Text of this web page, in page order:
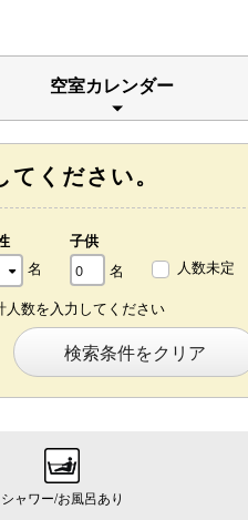
空室カレンダー
ください。
名
子供
名
人数未定
人数を入力してください
検索条件をクリア
シャワー/お風呂あり